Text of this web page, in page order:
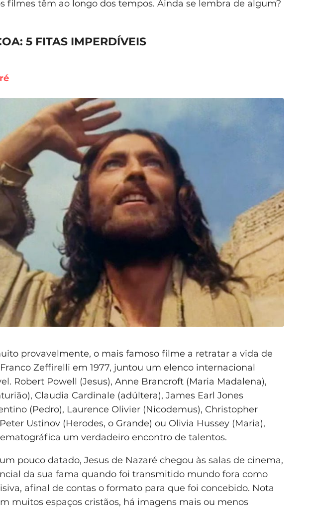
filmes têm ao longo dos tempos. Ainda se lembra de algum?
5 FITAS IMPERDÍVEIS
provavelmente, o mais famoso filme a retratar a vida de
Zeffirelli em 1977, juntou um elenco internacional
Robert Powell (Jesus), Anne Brancroft (Maria Madalena),
Claudia Cardinale (adúltera), James Earl Jones
(Pedro), Laurence Olivier (Nicodemus), Christopher
Ustinov (Herodes, o Grande) ou Olivia Hussey (Maria),
um verdadeiro encontro de talentos.
pouco datado, Jesus de Nazaré chegou às salas de cinema,
da sua fama quando foi transmitido mundo fora como
afinal de contas o formato para que foi concebido. Nota
muitos espaços cristãos, há imagens mais ou menos